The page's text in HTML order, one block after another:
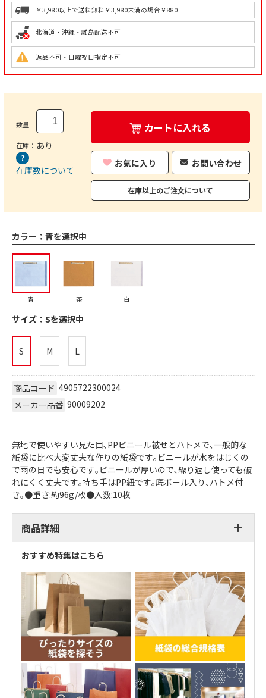
￥3,980以上で送料無料 ￥3,980未満の場合￥880
北海道・沖縄・離島配送不可
返品不可・日曜祝日指定不可
数量
在庫： あり
在庫数について
カートに入れる
お気に入り お問い合わせ
在庫以上のご注文について
カラー： 青を選択中
青 茶 白
サイズ： Sを選択中
S M L
商品コード 4905722300024
メーカー品番 90009202
無地で使いやすい見た目､PPビニール被せとハトメで､一般的な
紙袋に比べ大変丈夫な作りの紙袋です｡ビニールが水をはじくの
で雨の日でも安心です｡ビニールが厚いので､繰り返し使っても破
れにくく丈夫です｡持ち手はPP紐です｡底ボール入り､ハトメ付
き｡●重さ:約96g/枚●入数:10枚
商品詳細
おすすめ特集はこちら